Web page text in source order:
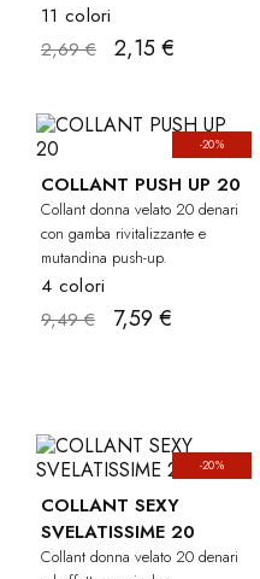
11 colori
2,69 €
2,15 €
-20%
COLLANT PUSH UP 20
Collant donna velato 20 denari
con gamba rivitalizzante e
mutandina push-up.
4 colori
9,49 €
7,59 €
-20%
COLLANT SEXY
SVELATISSIME 20
Collant donna velato 20 denari